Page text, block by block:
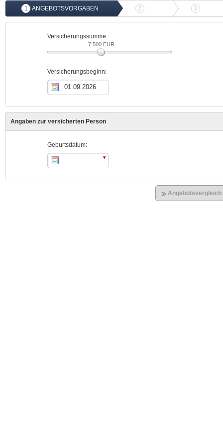
1 ANGEBOTSVORGABEN 2 ANGEBOTSVERGLEICH
3
Versicherungssumme:
7.500 EUR
Versicherungsbeginn:
Angaben zur versicherten Person
Geburtsdatum:
Angebotsvergleich